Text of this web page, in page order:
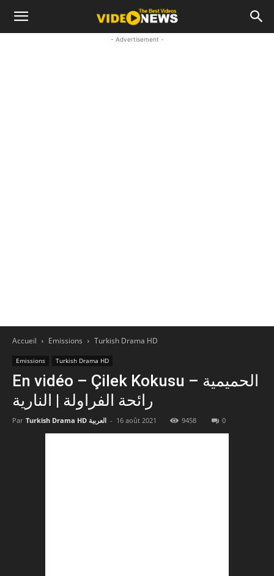
- Advertisement -
Accueil Emissions Turkish Drama HD
Emissions Turkish Drama HD
En vidéo – Çilek Kokusu – الحميمية
النارية | ‎رائحة الفراولة
Par Turkish Drama HD العربية - 16 août 2021 9458 0